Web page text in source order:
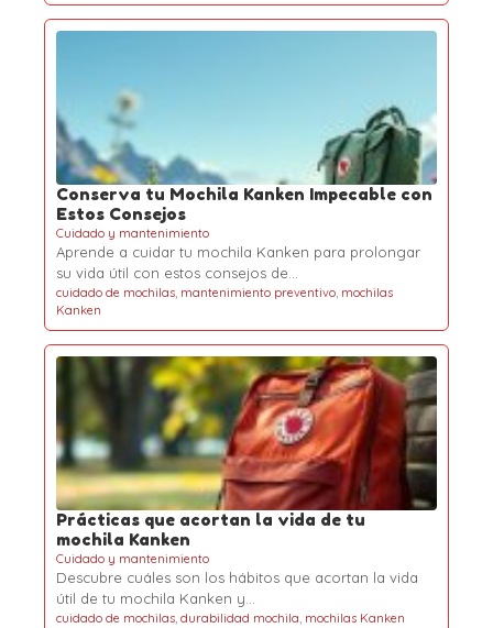
Conserva tu Mochila Kanken Impecable con
Estos Consejos
Cuidado y mantenimiento
Aprende a cuidar tu mochila Kanken para prolongar
su vida útil con estos consejos de…
cuidado de mochilas, mantenimiento preventivo, mochilas
Kanken
Prácticas que acortan la vida de tu
mochila Kanken
Cuidado y mantenimiento
Descubre cuáles son los hábitos que acortan la vida
útil de tu mochila Kanken y…
cuidado de mochilas, durabilidad mochila, mochilas Kanken